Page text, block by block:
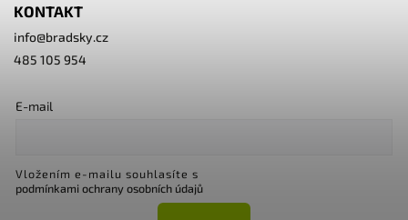
KONTAKT
info@bradsky.cz
485 105 954
E-mail
Vložením e-mailu souhlasíte s
podmínkami ochrany osobních údajů